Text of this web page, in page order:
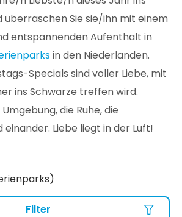
überraschen Sie sie/ihn mit einem
entspannenden Aufenthalt in
in den Niederlanden.
Specials sind voller Liebe, mit
ins Schwarze treffen wird.
die Ruhe, die
Liebe liegt in der Luft!
Filter